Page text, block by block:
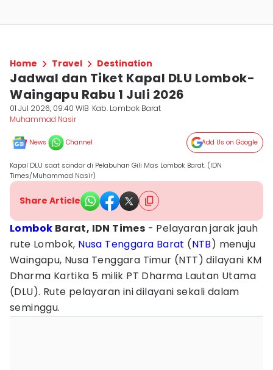
Home Travel Destination
Jadwal dan Tiket Kapal DLU Lombok-
Waingapu Rabu 1 Juli 2026
01 Jul 2026, 09:40 WIB Kab. Lombok Barat
Muhammad Nasir
News Channel Add Us on Google
Kapal DLU saat sandar di Pelabuhan Gili Mas Lombok Barat. (IDN
Times/Muhammad Nasir)
Share Article
Lombok Barat, IDN Times - Pelayaran jarak jauh
rute Lombok, Nusa Tenggara Barat (NTB) menuju
Waingapu, Nusa Tenggara Timur (NTT) dilayani KM
Dharma Kartika 5 milik PT Dharma Lautan Utama
(DLU). Rute pelayaran ini dilayani sekali dalam
seminggu.